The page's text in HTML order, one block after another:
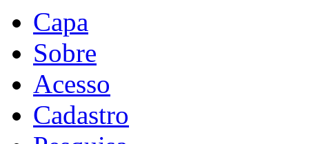
Capa
Sobre
Acesso
Cadastro